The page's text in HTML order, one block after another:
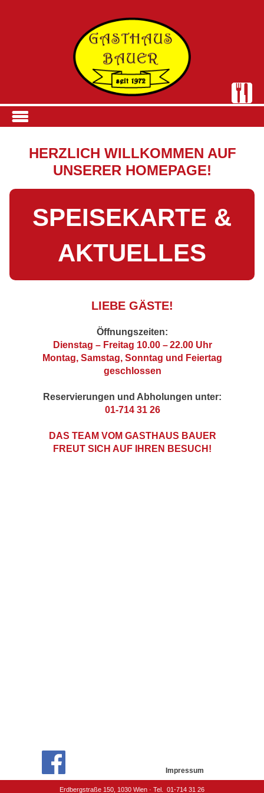
UNSERE SPEISEN
RESERVIERUNG
GALERIE
Erdbergstraße 150, 1030 Wien · Tel. 01-714 31 26
Impressum
HERZLICH WILLKOMMEN AUF
UNSERER HOMEPAGE!
SPEISEKARTE &
AKTUELLES
LIEBE GÄSTE!
Öffnungszeiten:
Dienstag – Freitag 10.00 –22.00 Uhr
Montag, Samstag, Sonntag und Feiertag
geschlossen
Reservierungen und Abholungen unter:
01-714 31 26
DAS TEAM VOM GASTHAUS BAUER
FREUT SICH AUF IHREN BESUCH!